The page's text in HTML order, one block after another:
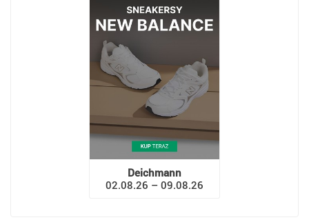
Deichmann
02.08.26 – 09.08.26